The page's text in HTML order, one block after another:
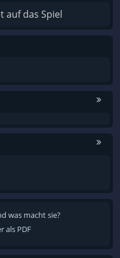
auf das Spiel
was macht sie?
als PDF